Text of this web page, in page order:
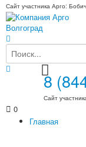
Сайт участника Арго:
8
Сайт
0
Главная